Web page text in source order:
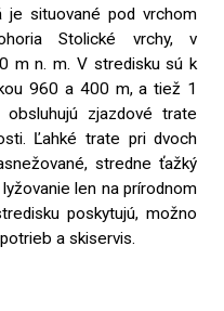
je situované pod vrchom
Stolické vrchy, v
m n. m. V stredisku sú k
960 a 400 m, a tiež 1
zjazdové trate
Ľahké trate pri dvoch
stredne ťažký
len na prírodnom
poskytujú, možno
a skiservis.